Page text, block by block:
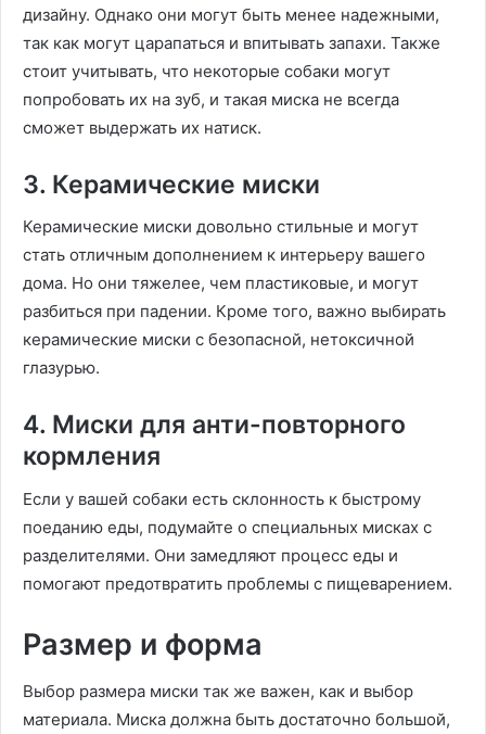
дизайну. Однако они могут быть менее надежными,
так как могут царапаться и впитывать запахи. Также
стоит учитывать, что некоторые собаки могут
попробовать их на зуб, и такая миска не всегда
сможет выдержать их натиск.
3. Керамические миски
Керамические миски довольно стильные и могут
стать отличным дополнением к интерьеру вашего
дома. Но они тяжелее, чем пластиковые, и могут
разбиться при падении. Кроме того, важно выбирать
керамические миски с безопасной, нетоксичной
глазурью.
4. Миски для анти-повторного
кормления
Если у вашей собаки есть склонность к быстрому
поеданию еды, подумайте о специальных мисках с
разделителями. Они замедляют процесс еды и
помогают предотвратить проблемы с пищеварением.
Размер и форма
Выбор размера миски так же важен, как и выбор
материала. Миска должна быть достаточно большой,